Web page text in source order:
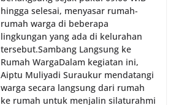
hingga selesai, menyasar rumah-
rumah warga di beberapa
lingkungan yang ada di kelurahan
tersebut.‎Sambang Langsung ke
Rumah Warga‎Dalam kegiatan ini,
Aiptu Muliyadi Suraukur mendatangi
warga secara langsung dari rumah
ke rumah untuk menjalin silaturahmi